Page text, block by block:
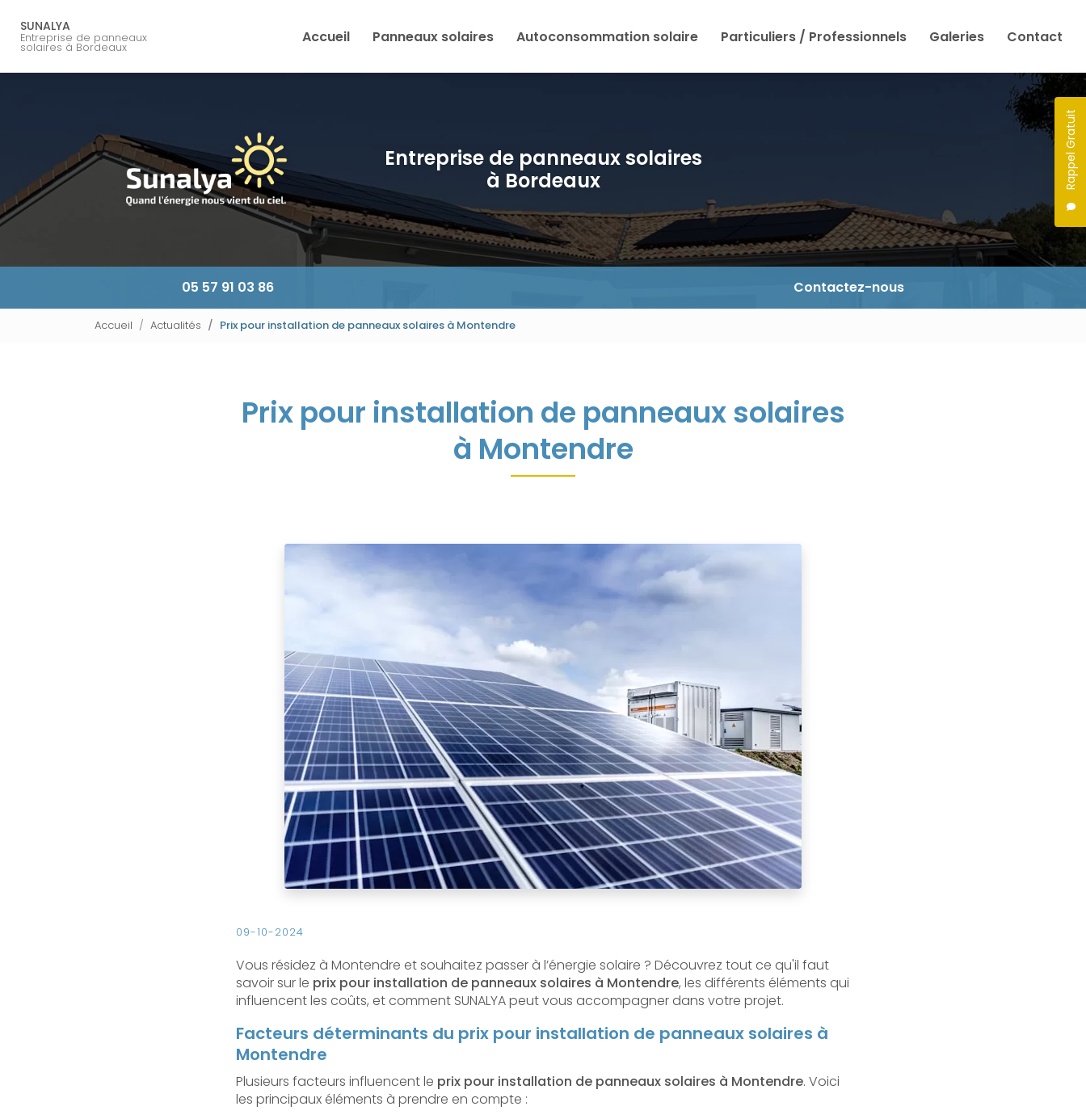
contenu
SUNALYA
Entreprise de panneaux
solaires à Bordeaux
Rappel Gratuit
Accueil
Panneaux solaires Autoconsommation solaire Particuliers / Professionnels Galeries Contact
Entreprise de panneaux solaires
à Bordeaux
05 57 91 03 86 Contactez-nous
Accueil Actualités Prix pour installation de panneaux solaires à Montendre
Prix pour installation de panneaux solaires
à Montendre
09-10-2024
Vous résidez à Montendre et souhaitez passer à l’énergie solaire ? Découvrez tout ce qu'il faut
savoir sur le prix pour installation de panneaux solaires à Montendre, les différents éléments qui
influencent les coûts, et comment SUNALYA peut vous accompagner dans votre projet.
Facteurs déterminants du prix pour installation de panneaux solaires à
Montendre
Plusieurs facteurs influencent le prix pour installation de panneaux solaires à Montendre. Voici
les principaux éléments à prendre en compte :